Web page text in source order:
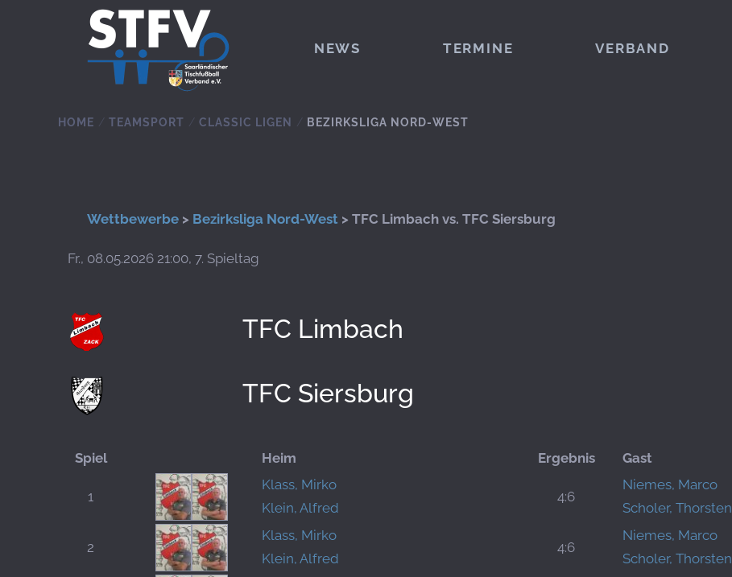
Zum Hauptinhalt springen
NEWS TERMINE VERBAND
HOME TEAMSPORT CLASSIC LIGEN BEZIRKSLIGA NORD-WEST
Wettbewerbe > Bezirksliga Nord-West > TFC Limbach vs. TFC Siersburg
Fr., 08.05.2026 21:00, 7. Spieltag
TFC Limbach
TFC Siersburg
Spiel Heim Ergebnis Gast
1
Klass, Mirko
Klein, Alfred
4:6
Niemes, Marco
Scholer, Thorsten
2
Klass, Mirko
Klein, Alfred
4:6
Niemes, Marco
Scholer, Thorsten